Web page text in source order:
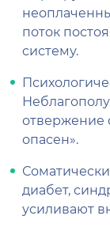
поток
систему.
отвержение
опасен».
диабет,
усиливают